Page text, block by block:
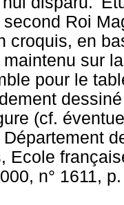
Roi
croquis, en
maintenu sur
pour le
(cf.
Département
Ecole
n° 1611,